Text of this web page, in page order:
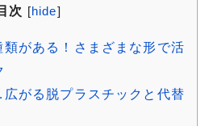
次 [hide]
がある！さまざまな形で活
がる脱プラスチックと代替